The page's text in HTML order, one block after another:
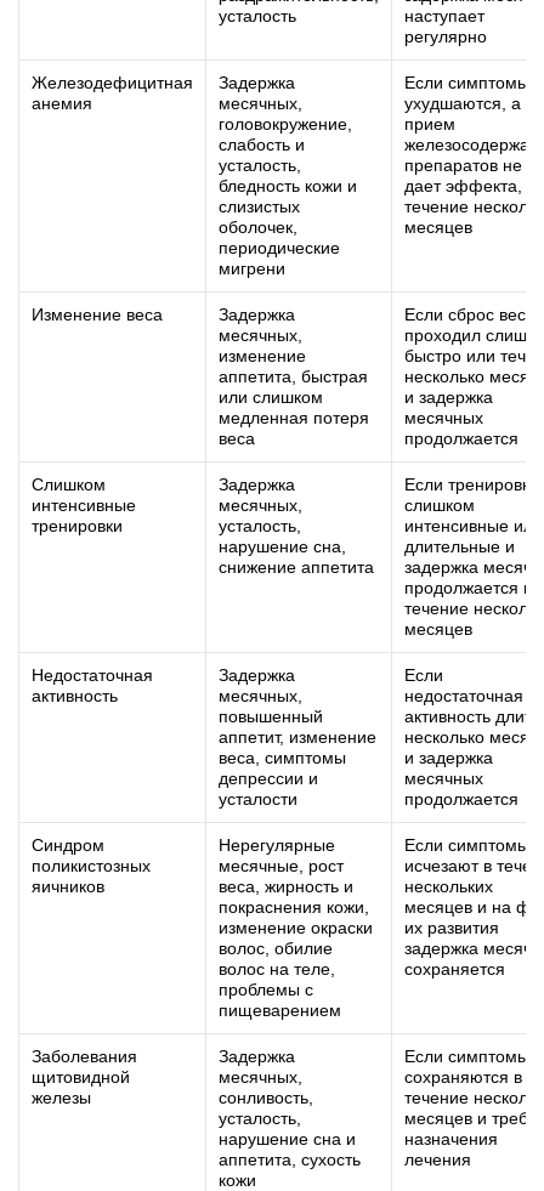
усталость
наступает
регулярно
Железодефицитная
анемия
Задержка
месячных,
головокружение,
слабость и
усталость,
бледность кожи и
слизистых
оболочек,
периодические
мигрени
Если симптомы
ухудшаются, а
прием
препаратов не
дает эффекта, в
течение
месяцев
Изменение веса
Задержка
месячных,
изменение
аппетита, быстрая
или слишком
медленная потеря
веса
Если сброс веса
проходил
быстро или течет
несколько
и задержка
месячных
продолжается
Слишком
интенсивные
тренировки
Задержка
месячных,
усталость,
нарушение сна,
снижение аппетита
Если тренировки
слишком
интенсивные или
длительные и
задержка
продолжается в
течение
месяцев
Недостаточная
активность
Задержка
месячных,
повышенный
аппетит, изменение
веса, симптомы
депрессии и
усталости
Если
недостаточная
активность
несколько
и задержка
месячных
продолжается
Синдром
поликистозных
яичников
Нерегулярные
месячные, рост
веса, жирность и
покраснения кожи,
изменение окраски
волос, обилие
волос на теле,
проблемы с
пищеварением
Если симптомы
исчезают в
нескольких
месяцев и на
их развития
задержка
сохраняется
Заболевания
щитовидной
железы
Задержка
месячных,
сонливость,
усталость,
нарушение сна и
аппетита, сухость
кожи
Если симптомы
сохраняются в
течение
месяцев и
назначения
лечения